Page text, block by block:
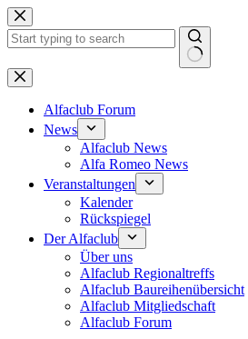
Zum
Inhalt
springen
Keine
Ergebnisse
Alfaclub Forum
News
Alfaclub News
Alfa Romeo News
Veranstaltungen
Kalender
Rückspiegel
Der Alfaclub
Über uns
Alfaclub Regionaltreffs
Alfaclub Baureihenübersicht
Alfaclub Mitgliedschaft
Alfaclub Forum